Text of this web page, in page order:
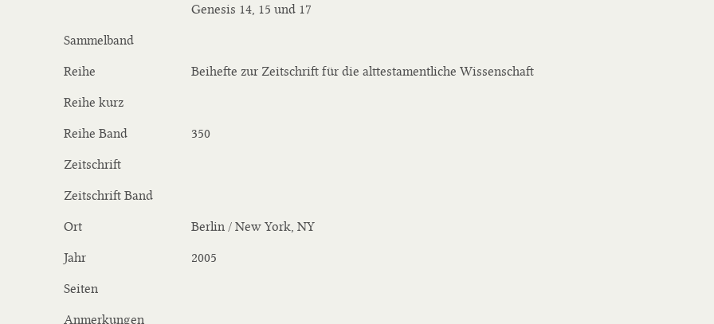
Genesis 14, 15 und 17
Sammelband
Reihe Beihefte zur Zeitschrift für die alttestamentliche Wissenschaft
Reihe kurz
Reihe Band 350
Zeitschrift
Zeitschrift Band
Ort Berlin / New York, NY
Jahr 2005
Seiten
Anmerkungen